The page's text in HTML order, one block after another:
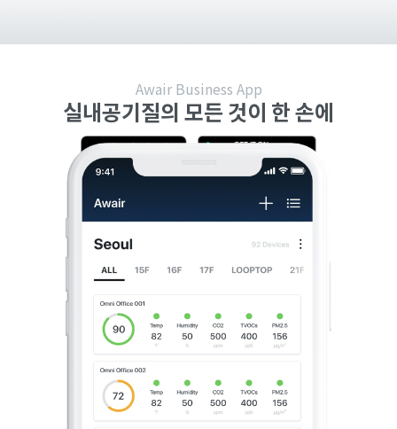
Awair Business App
실내공기질의 모든 것이 한 손에